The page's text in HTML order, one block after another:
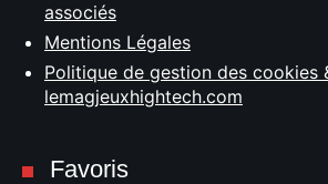
associés
Mentions Légales
Politique de gestion des cookies
lemagjeuxhightech.com
Favoris